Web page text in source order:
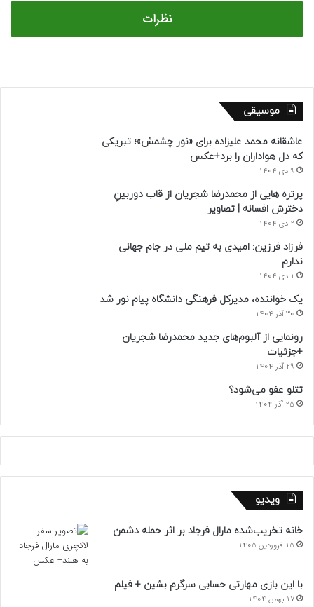
نظرات
موسیقی
عاشقانه محمد علیزاده برای «نور چشمش»؛ تبریکی
که دل هواداران را برد+عکس
9 دی 1404
پرتره هایی از محمدرضا شجریان از قاب دوربینِ
دخترش افسانه | تصاویر
2 دی 1404
فرزاد فرزین: امیدی به تیم ملی در جام جهانی
ندارم
1 دی 1404
یک خواننده، مدیرکل فرهنگی دانشگاه پیام نور شد
30 آذر 1404
رونمایی از آلبوم‌های جدید محمدرضا شجریان
+جزئیات
29 آذر 1404
تتلو عفو می‌شود؟
25 آذر 1404
ویدیو
خانه تخریب‌شده مارال فرجاد بر اثر حمله دشمن
15 فروردین 1405
با این بازی مهارتی حسابی سرگرم بشین + فیلم
17 بهمن 1404